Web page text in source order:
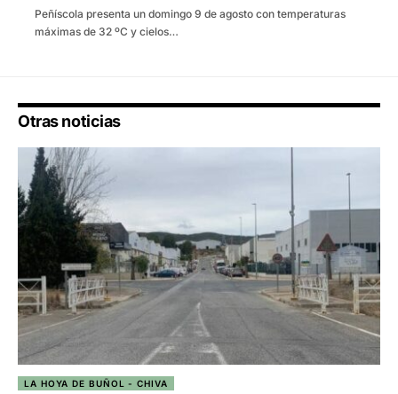
Peñíscola presenta un domingo 9 de agosto con temperaturas
máximas de 32 ºC y cielos…
Otras noticias
LA HOYA DE BUÑOL - CHIVA